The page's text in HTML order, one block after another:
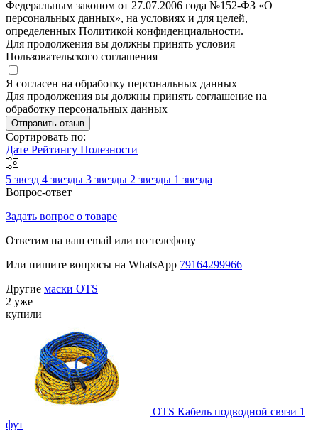
Федеральным законом от 27.07.2006 года №152-ФЗ «О
персональных данных», на условиях и для целей,
определенных Политикой конфиденциальности.
Для продолжения вы должны принять условия
Пользовательского соглашения
Я согласен на обработку персональных данных
Для продолжения вы должны принять соглашение на
обработку персональных данных
Отправить отзыв
Сортировать по:
Дате Рейтингу Полезности
5 звезд 4 звезды 3 звезды 2 звезды 1 звезда
Вопрос-ответ
Задать вопрос о товаре
Ответим на ваш email или по телефону
Или пишите вопросы на WhatsApp 79164299966
Другие маски OTS
2 уже
купили
OTS Кабель подводной связи 1
фут